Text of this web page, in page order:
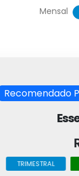
Mensal
Recomendado
TRIMESTRAL